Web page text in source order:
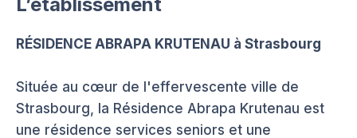
RÉSIDENCE ABRAPA KRUTENAU à Strasbourg
Située au cœur de l'effervescente ville de
Strasbourg, la Résidence Abrapa Krutenau est
une résidence services seniors et une